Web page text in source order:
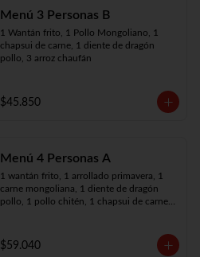
Menú 3 Personas B
1 Wantán frito, 1 Pollo Mongoliano, 1
chapsui de carne, 1 diente de dragón
pollo, 3 arroz chaufán
$45.850
Menú 4 Personas A
1 wantán frito, 1 arrollado primavera, 1
carne mongoliana, 1 diente de dragón
pollo, 1 pollo chitén, 1 chapsui de carne,
$59.040